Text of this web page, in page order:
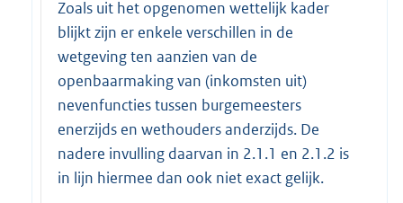
Zoals uit het opgenomen wettelijk kader
blijkt zijn er enkele verschillen in de
wetgeving ten aanzien van de
openbaarmaking van (inkomsten uit)
nevenfuncties tussen burgemeesters
enerzijds en wethouders anderzijds. De
nadere invulling daarvan in 2.1.1 en 2.1.2 is
in lijn hiermee dan ook niet exact gelijk.